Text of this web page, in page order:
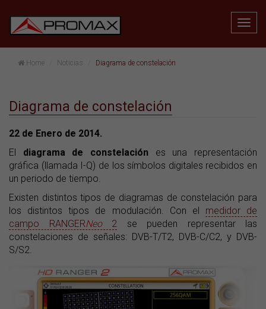
Home Noticias Diagrama de constelación
Diagrama de constelación
22 de Enero de 2014.
El diagrama de constelación es una representación
gráfica (llamada I-Q) de los símbolos digitales recibidos en
un periodo de tiempo.
Existen distintos tipos de diagramas de constelación para
los distintos tipos de modulación. Con el medidor de
campo RANGERNeo2 se pueden representar las
constelaciones de señales: DVB-T/T2, DVB-C/C2, y DVB-
S/S2.